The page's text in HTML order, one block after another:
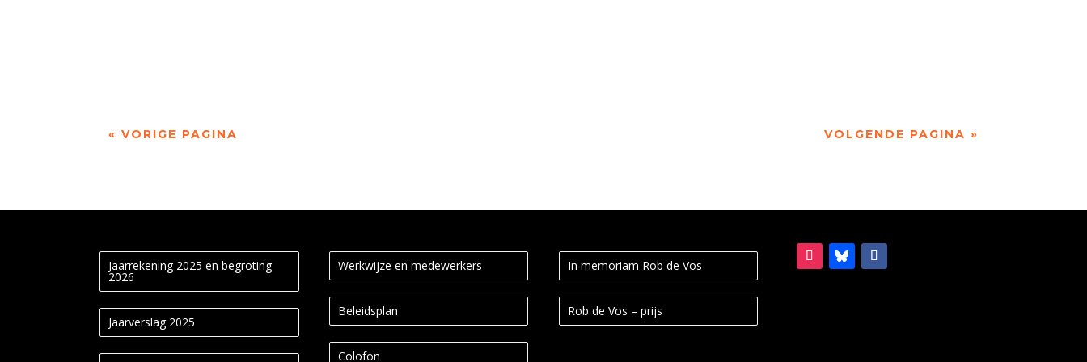
« VORIGE PAGINA VOLGENDE PAGINA »
Jaarrekening 2025 en begroting
2026
Jaarverslag 2025
Werkwijze en medewerkers
Beleidsplan
Colofon
In memoriam Rob de Vos
Rob de Vos – prijs